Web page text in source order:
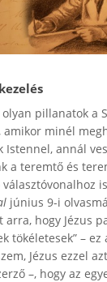
olyan pillanatok a
amikor minél
Istennel, annál
a teremtő és
június 9-i
arra, hogy Jézus
tökéletesek” –
Jézus ezzel
–, hogy az